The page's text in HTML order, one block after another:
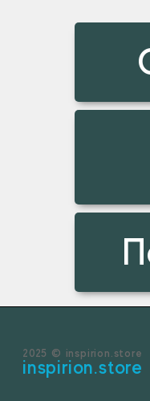
2025 © inspirion.store
inspirion.store